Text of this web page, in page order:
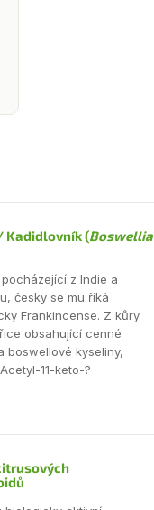
Kadidlovník (Boswellia
z Indie a
česky se mu říká
Frankincense. Z kůry
obsahující cenné
boswellové kyseliny,
11-keto-?-